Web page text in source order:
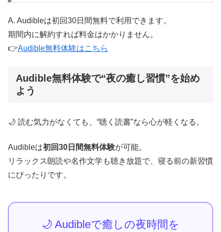
A. Audibleは初回30日間無料で利用できます。
期間内に解約すれば料金はかかりません。
👉Audible無料体験はこちら
Audible無料体験で“夜の癒し習慣”を始め
よう
🌙 読む気力がなくても、“聴く読書”なら心が軽くなる。
Audibleは初回30日間無料体験が可能。
リラックス朗読や名作文学も聴き放題で、寝る前の新習慣
にぴったりです。
🌙 Audibleで癒しの夜時間を